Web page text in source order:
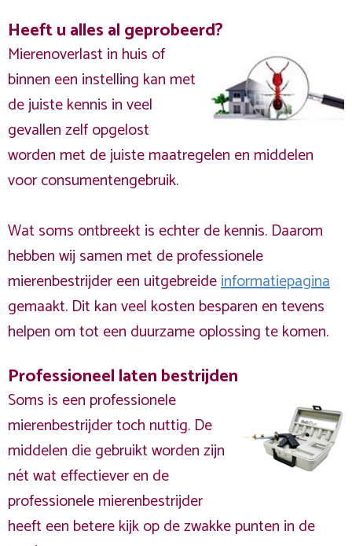
Heeft u alles al geprobeerd?
Mierenoverlast in huis of
binnen een instelling kan met
de juiste kennis in veel
gevallen zelf opgelost
worden met de juiste maatregelen en middelen
voor consumentengebruik.
Wat soms ontbreekt is echter de kennis. Daarom
hebben wij samen met de professionele
mierenbestrijder een uitgebreideinformatiepagina
gemaakt. Dit kan veel kosten besparen en tevens
helpen om tot een duurzame oplossing te komen.
Professioneel laten bestrijden
Soms is een professionele
mierenbestrijder toch nuttig. De
middelen die gebruikt worden zijn
nét wat effectiever en de
professionele mierenbestrijder
heeft een betere kijk op de zwakke punten in de